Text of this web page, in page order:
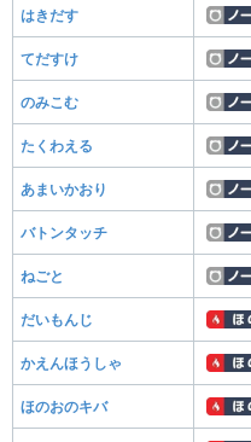
はきだす
てだすけ
のみこむ
たくわえる
あまいかおり
バトンタッチ
ねごと
だいもんじ
かえんほうしゃ
ほのおのキバ